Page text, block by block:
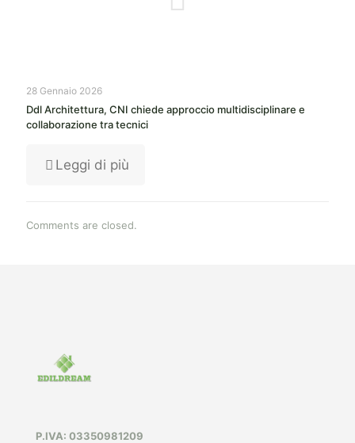
28 Gennaio 2026
Ddl Architettura, CNI chiede approccio multidisciplinare e
collaborazione tra tecnici
Leggi di più
Comments are closed.
P.IVA: 03350981209